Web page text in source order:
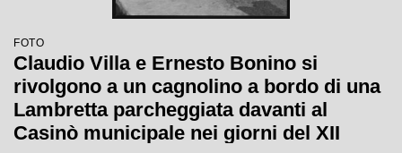
FOTO
Claudio Villa e Ernesto Bonino si
rivolgono a un cagnolino a bordo di una
Lambretta parcheggiata davanti al
Casinò municipale nei giorni del XII